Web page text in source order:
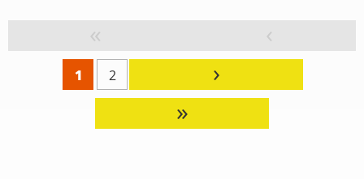
« ‹
1 2
›
»